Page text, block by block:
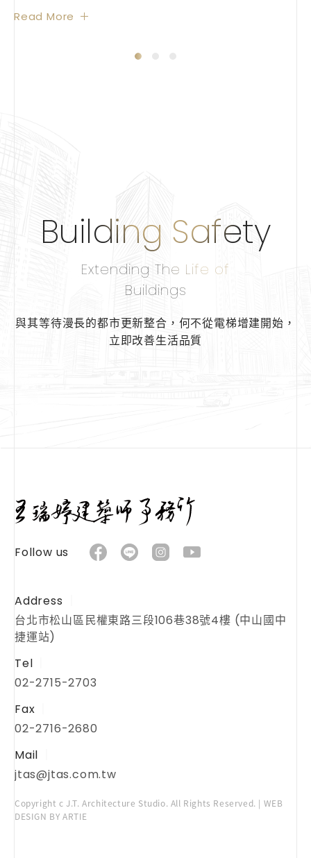
Building Safety
Extending The Life of
Buildings
與其等待漫長的都市更新整合， 何不從電梯增建開始，
立即改善生活品質
Follow us
Address
台北市松山區民權東路三段106巷38號4樓 (中山國中
捷運站)
Tel
02-2715-2703
Fax
02-2716-2680
Mail
jtas@jtas.com.tw
Copyright c J.T. Architecture Studio. All Rights Reserved. | WEB
DESIGN BY ARTIE